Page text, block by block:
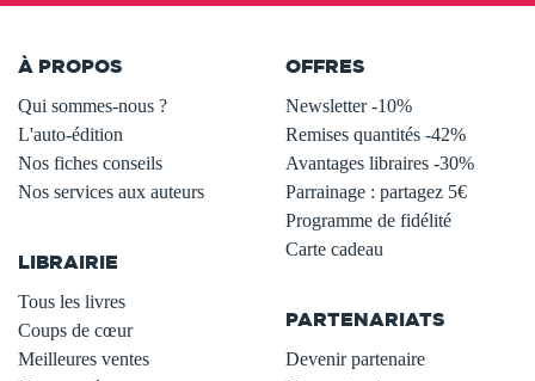
À PROPOS
Qui sommes-nous ?
L'auto-édition
Nos fiches conseils
Nos services aux auteurs
LIBRAIRIE
Tous les livres
Coups de cœur
Meilleures ventes
OFFRES
Newsletter -10%
Remises quantités -42%
Avantages libraires -30%
Parrainage : partagez 5€
Programme de fidélité
Carte cadeau
PARTENARIATS
Devenir partenaire